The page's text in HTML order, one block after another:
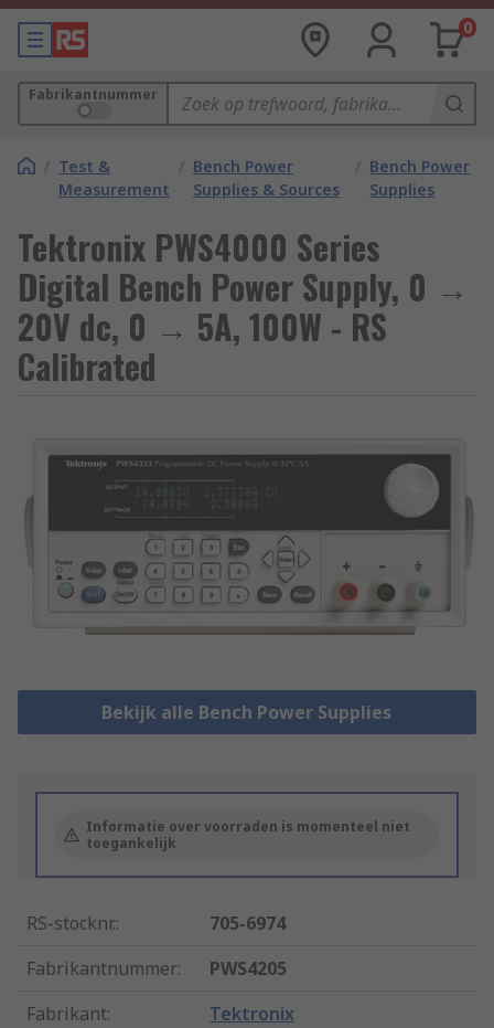
0
Fabrikantnummer
/ Test &
Measurement
/ Bench Power
Supplies & Sources
/ Bench Power
Supplies
Tektronix PWS4000 Series
Digital Bench Power Supply, 0 →
20V dc, 0 → 5A, 100W - RS
Calibrated
Bekijk alle Bench Power Supplies
Informatie over voorraden is momenteel niet
toegankelijk
RS-stocknr.:
705-6974
Fabrikantnummer:
PWS4205
Fabrikant: Tektronix